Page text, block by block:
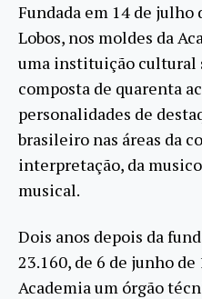
Fundada em 14 de
Lobos, nos moldes da
uma instituição cultural
composta de quarenta
personalidades de
brasileiro nas áreas da
interpretação, da
musical.
Dois anos depois da
23.160, de 6 de junho
Academia um órgão